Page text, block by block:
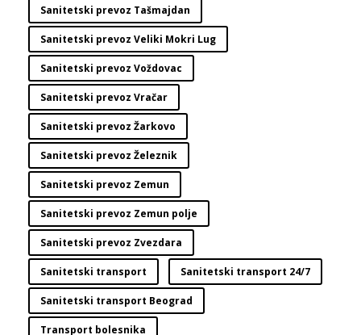
Sanitetski prevoz Tašmajdan
Sanitetski prevoz Veliki Mokri Lug
Sanitetski prevoz Voždovac
Sanitetski prevoz Vračar
Sanitetski prevoz Žarkovo
Sanitetski prevoz Železnik
Sanitetski prevoz Zemun
Sanitetski prevoz Zemun polje
Sanitetski prevoz Zvezdara
Sanitetski transport Sanitetski transport 24/7
Sanitetski transport Beograd
Transport bolesnika